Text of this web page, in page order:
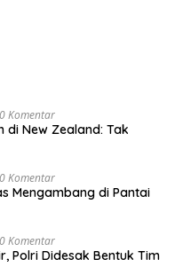
0 Komentar
di New Zealand: Tak
0 Komentar
Mengambang di Pantai
0 Komentar
Polri Didesak Bentuk Tim